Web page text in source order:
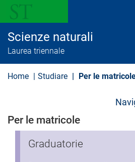
l
c
Scienze naturali
Laurea triennale
Home Studiare Per le
Per le matricole
Graduatorie